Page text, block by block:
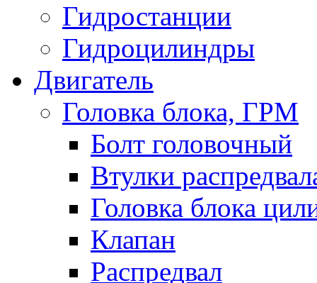
Гидростанции
Гидроцилиндры
Двигатель
Головка блока, ГРМ
Болт головочный
Втулки
Головка блока
Клапан
Распредвал